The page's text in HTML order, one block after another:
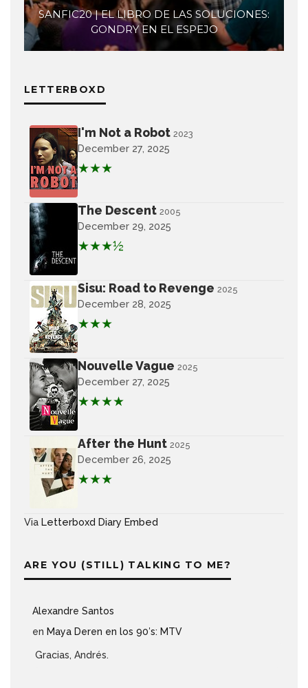
SANFIC20 | EL LIBRO DE LAS SOLUCIONES:
GONDRY EN EL ESPEJO
LETTERBOXD
I'm Not a Robot 2023
December 27, 2025
★★★
The Descent 2005
December 29, 2025
★★★½
Sisu: Road to Revenge 2025
December 28, 2025
★★★
Nouvelle Vague 2025
December 27, 2025
★★★★
After the Hunt 2025
December 26, 2025
★★★
Via Letterboxd Diary Embed
ARE YOU (STILL) TALKING TO ME?
Alexandre Santos
en Maya Deren en los 90′s: MTV
Gracias, Andrés.